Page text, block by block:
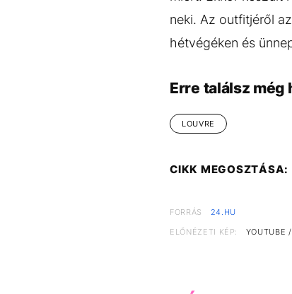
neki. Az outfitjéről
hétvégéken és
Erre találsz még
LOUVRE
CIKK MEGOSZTÁSA:
FORRÁS
24.HU
ELŐNÉZETI KÉP:
YOUTUBE